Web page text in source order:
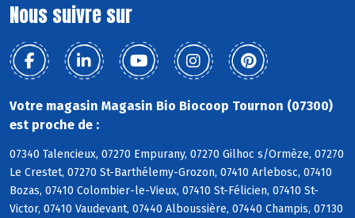
Nous suivre sur
Votre magasin Magasin Bio Biocoop Tournon (07300)
est proche de :
07340 Talencieux, 07270 Empurany, 07270 Gilhoc s/Ormèze, 07270
Le Crestet, 07270 St-Barthélemy-Grozon, 07410 Arlebosc, 07410
Bozas, 07410 Colombier-le-Vieux, 07410 St-Félicien, 07410 St-
Victor, 07410 Vaudevant, 07440 Alboussière, 07440 Champis, 07130